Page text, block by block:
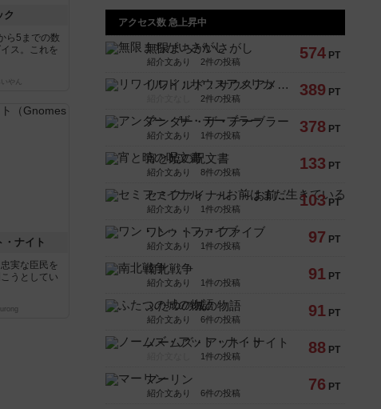
ク
ら5までの数
ス。これを
やん
・ナイト
実な臣民を
うとしてい
アクセス数 急上昇中
574 PT
無限まちがいさがし
紹介文あり 2件の投稿
389 PT
リワイルド：サウスアメリカ
2件の投稿
378 PT
アンダー・ザ・テーブラー
紹介文あり 1件の投稿
133 PT
宵と暁の呪文書
紹介文あり 8件の投稿
103 PT
セミファイナル ～お前はまだ生きている～
紹介文あり 1件の投稿
97 PT
ワン・トゥ・ファイブ
紹介文あり 1件の投稿
91 PT
南北戦争
紹介文あり 1件の投稿
91 PT
ふたつの城の物語
紹介文あり 6件の投稿
88 PT
ノームズ・アット・ナイト
1件の投稿
76 PT
マーリン
紹介文あり 6件の投稿